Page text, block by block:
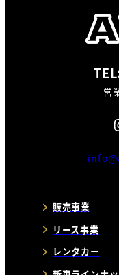
営
販売事業
リース事業
レンタカー